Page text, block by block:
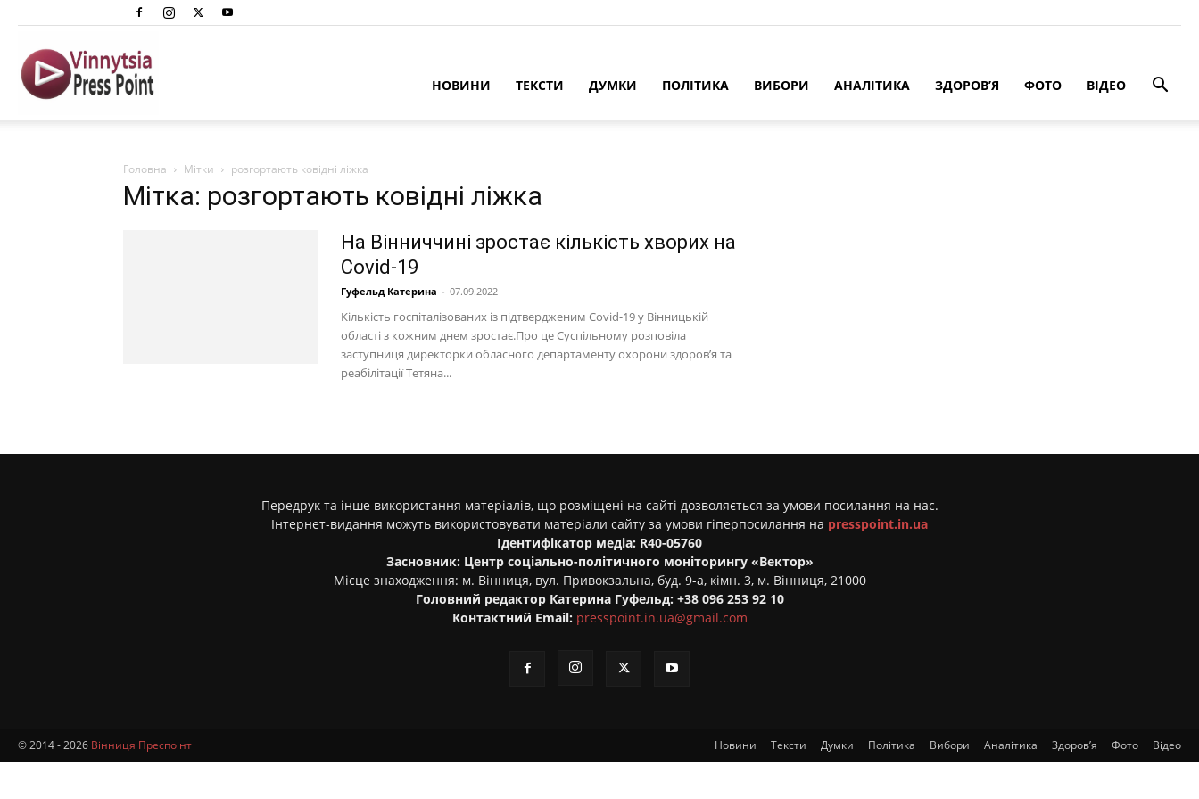
Преспоінт
НОВИНИ ТЕКСТИ ДУМКИ ПОЛІТИКА ВИБОРИ АНАЛІТИКА ЗДОРОВ’Я ФОТО ВІДЕО
Головна Мітки розгортають ковідні ліжка
Мітка: розгортають ковідні ліжка
На Вінниччині зростає кількість хворих на
Covid-19
Гуфельд Катерина - 07.09.2022
Кількість госпіталізованих із підтвердженим Covid-19 у Вінницькій
області з кожним днем зростає.Про це Суспільному розповіла
заступниця директорки обласного департаменту охорони здоров’я та
реабілітації Тетяна...
Передрук та інше використання матеріалів, що розміщені на сайті дозволяється за умови посилання на нас.
Інтернет-видання можуть використовувати матеріали сайту за умови гіперпосилання на presspoint.in.ua
Ідентифікатор медіа: R40-05760
Засновник: Центр соціально-політичного моніторингу «Вектор»
Місце знаходження: м. Вінниця, вул. Привокзальна, буд. 9-а, кімн. 3, м. Вінниця, 21000
Головний редактор Катерина Гуфельд: +38 096 253 92 10
Контактний Email: presspoint.in.ua@gmail.com
Новини Тексти Думки Політика Вибори Аналітика Здоров’я Фото Відео
© 2014 - 2026 Вінниця Преспоінт